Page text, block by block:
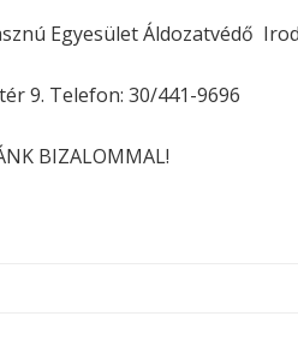
Egyesület Áldozatvédő
9. Telefon: 30/441-9696
BIZALOMMAL!